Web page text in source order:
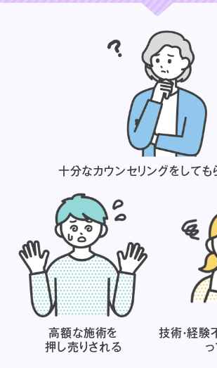
十分なカウンセリングをしても
高額な施術を
押し売りされる
技術・経験